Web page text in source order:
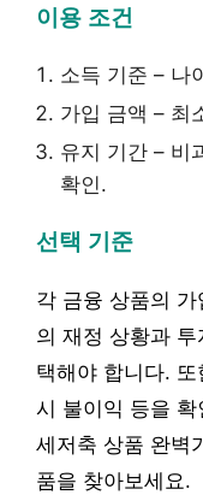
이용 조건
소득 기준 – 나
가입 금액 – 최
유지 기간 – 비
확인.
선택 기준
각 금융 상품의
의 재정 상황과
택해야 합니다. 또
시 불이익 등을
세저축 상품 완벽
품을 찾아보세요.